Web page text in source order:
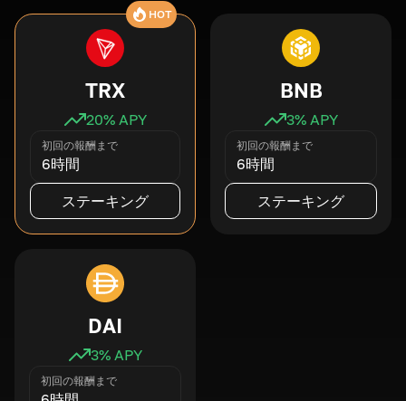
HOT
TRX
20% APY
初回の報酬まで
6時間
ステーキング
BNB
3% APY
初回の報酬まで
6時間
ステーキング
DAI
3% APY
初回の報酬まで